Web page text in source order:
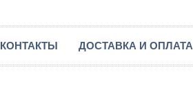
КОНТАКТЫ ДОСТАВКА И ОПЛАТА